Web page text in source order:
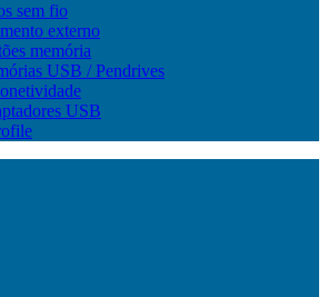
sem fio
externo
memória
USB / Pendrives
USB